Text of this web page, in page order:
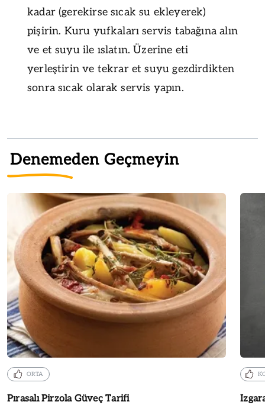
kadar (gerekirse sıcak su ekleyerek)
pişirin. Kuru yufkaları servis tabağına alın
ve et suyu ile ıslatın. Üzerine eti
yerleştirin ve tekrar et suyu gezdirdikten
sonra sıcak olarak servis yapın.
Denemeden Geçmeyin
ORTA
Pırasalı Pirzola Güveç Tarifi